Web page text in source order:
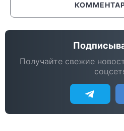
Получайте свежие